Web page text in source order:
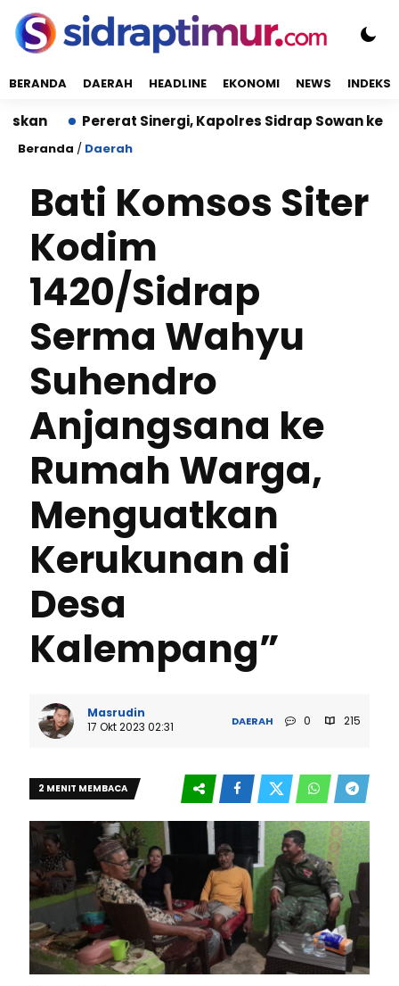
BERANDA DAERAH HEADLINE EKONOMI NEWS INDEKS
Pererat Sinergi, Kapolres Sidrap Sowan ke Wakil
Beranda / Daerah
Bati Komsos Siter
Kodim
1420/Sidrap
Serma Wahyu
Suhendro
Anjangsana ke
Rumah Warga,
Menguatkan
Kerukunan di
Desa
Kalempang”
Masrudin
17 Okt 2023 02:31
DAERAH 0 215
2 MENIT MEMBACA